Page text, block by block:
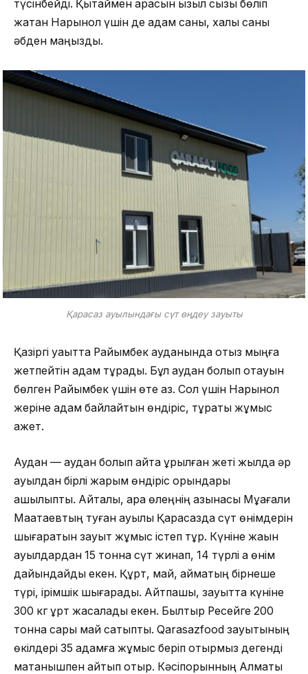
түсінбейді. Қытаймен арасын қызыл сызық бөліп
жатқан Нарынқол үшін де адам саны, халық саны
әбден маңызды.
Қарасаз ауылындағы сүт өңдеу зауыты
Қазіргі уақытта Райымбек ауданында отыз мыңға
жетпейтін адам тұрады. Бұл аудан болып отауын
бөлген Райымбек үшін өте аз. Сол үшін Нарынқол
жеріне адам байлайтын өндіріс, тұрақты жұмыс
қажет.
Аудан — аудан болып қайта құрылған жеті жылда әр
ауылдан бірлі жарым өндіріс орындары
ашылыпты. Айталық, қара өлеңнің қазынасы Мұқағали
Мақатаевтың туған ауылы Қарасазда сүт өнімдерін
шығаратын зауыт жұмыс істеп тұр. Күніне жақын
ауылдардан 15 тонна сүт жинап, 14 түрлі ақ өнім
дайындайды екен. Құрт, май, қаймақтың бірнеше
түрі, ірімшік шығарады. Айтпақшы, зауытта күніне
300 кг құрт жасалады екен. Былтыр Ресейге 200
тонна сары май сатыпты. Qarasazfood зауытының
өкілдері 35 адамға жұмыс беріп отырмыз дегенді
мақтанышпен айтып отыр. Кәсіпорынның Алматы